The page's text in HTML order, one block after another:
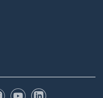
Instagrame
YouTubeLinkedIn